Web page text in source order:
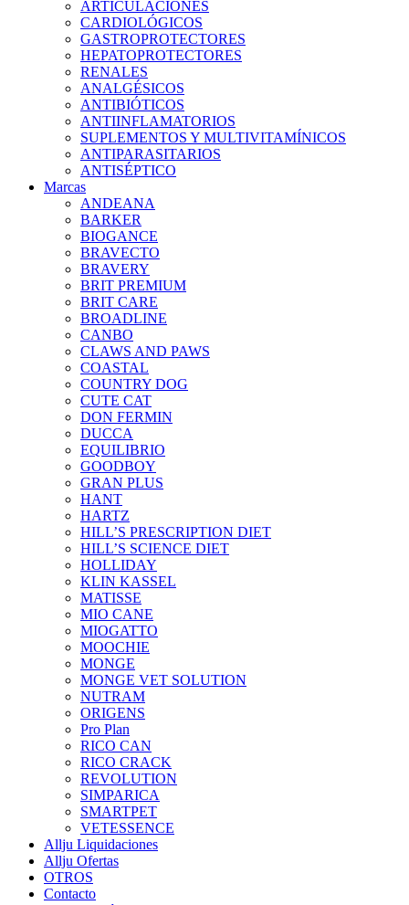
ARTICULACIONES
CARDIOLÓGICOS
GASTROPROTECTORES
HEPATOPROTECTORES
RENALES
ANALGÉSICOS
ANTIBIÓTICOS
ANTIINFLAMATORIOS
SUPLEMENTOS Y MULTIVITAMÍNICOS
ANTIPARASITARIOS
ANTISÉPTICO
Marcas
ANDEANA
BARKER
BIOGANCE
BRAVECTO
BRAVERY
BRIT PREMIUM
BRIT CARE
BROADLINE
CANBO
CLAWS AND PAWS
COASTAL
COUNTRY DOG
CUTE CAT
DON FERMIN
DUCCA
EQUILIBRIO
GOODBOY
GRAN PLUS
HANT
HARTZ
HILL’S PRESCRIPTION DIET
HILL’S SCIENCE DIET
HOLLIDAY
KLIN KASSEL
MATISSE
MIO CANE
MIOGATTO
MOOCHIE
MONGE
MONGE VET SOLUTION
NUTRAM
ORIGENS
Pro Plan
RICO CAN
RICO CRACK
REVOLUTION
SIMPARICA
SMARTPET
VETESSENCE
Allju Liquidaciones
Allju Ofertas
OTROS
Contacto